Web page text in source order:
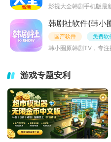
韩剧社软件(韩小
国产软件 免费软
游戏专题安利